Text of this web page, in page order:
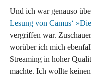
Und ich war genauso
Lesung von Camus‘
vergriffen war.
worüber ich mich
Streaming in hoher
machte. Ich wollte